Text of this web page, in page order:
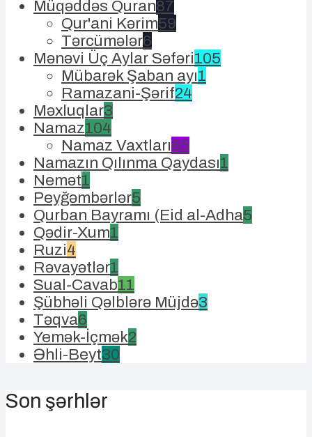
Müqəddəs Quran87
Qur'ani Kərim59
Tərcümələr6
Mənəvi Üç Aylar Səfəri105
Mübarək Şaban ayı1
Ramazani-Şərif24
Məxluqlar3
Namaz104
Namaz Vaxtları85
Namazın Qılınma Qaydası1
Nemət1
Peyğəmbərlər5
Qurban Bayramı (Eid al-Adha5
Qədir-Xum1
Ruzi4
Rəvayətlər1
Sual-Cavab11
Şübhəli Qəlblərə Müjdə3
Təqva6
Yemək-İçmək2
Əhli-Beyt30
Son şərhlər